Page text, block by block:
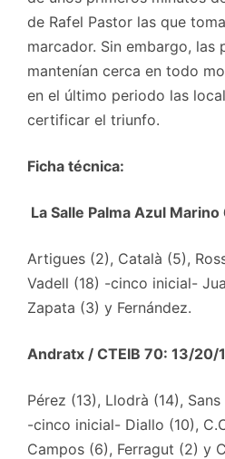
de Rafel Pastor las que
marcador. Sin embargo, las
mantenían cerca en todo
en el último periodo las
certificar el triunfo.
Ficha técnica:
La Salle Palma Azul
Artigues (2), Català (5),
Vadell (18) -cinco inicial-
Zapata (3) y Fernández.
Andratx / CTEIB 70: 13/20/
Pérez (13), Llodrà (14),
-cinco inicial- Diallo (10),
Campos (6), Ferragut (2) y